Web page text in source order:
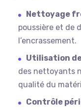
Nettoyage
poussière et de
l’encrassement.
Utilisation
des nettoyants
qualité du
Contrôle